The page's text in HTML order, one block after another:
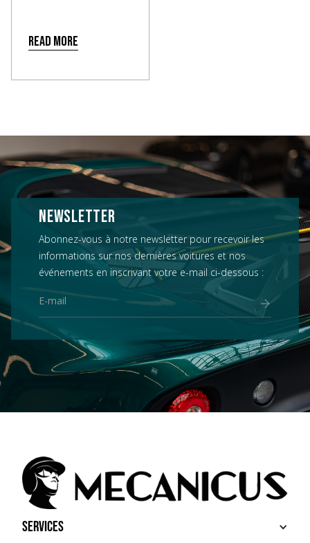
Read more
NEWSLETTER
Abonnez-vous à notre newsletter pour recevoir les
informations sur nos dernières voitures et nos
événements en inscrivant votre e-mail ci-dessous :
Services